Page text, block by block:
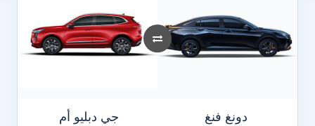
جي دبليو أم دونغ فنغ